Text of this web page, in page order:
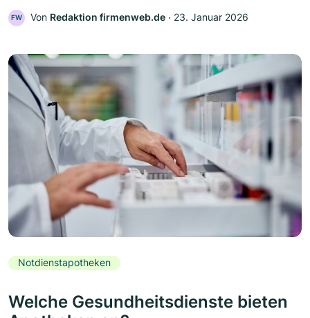
FW Von Redaktion firmenweb.de ‧ 23. Januar 2026
Notdienstapotheken
Welche Gesundheitsdienste bieten